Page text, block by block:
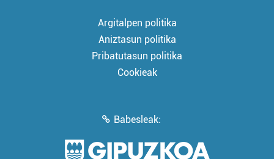
Argitalpen politika
Aniztasun politika
Pribatutasun politika
Cookieak
Babesleak: